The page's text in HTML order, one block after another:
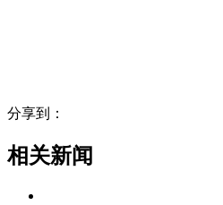
分享到：
相关新闻